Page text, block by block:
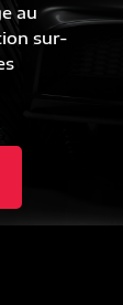
au
sur-